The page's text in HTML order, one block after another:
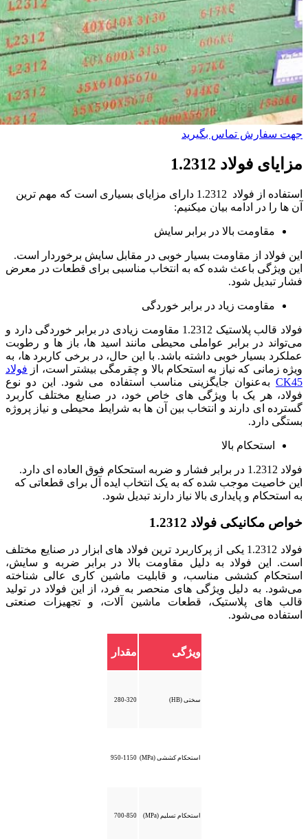
جهت سفارش تماس بگیرید
مزایای فولاد 1.2312
استفاده از فولاد 1.2312 دارای مزایای بسیاری است که مهم ترین
آن ها را در ادامه بیان میکنیم:
مقاومت بالا در برابر سایش
این فولاد از مقاومت بسیار خوبی در مقابل سایش برخوردار است.
این ویژگی باعث شده که به انتخاب مناسبی برای قطعات در معرض
فشار تبدیل شود.
مقاومت زیاد در برابر خوردگی
فولاد قالب پلاستیک 1.2312 مقاومت زیادی در برابر خوردگی دارد و
می‌تواند در برابر عواملی محیطی مانند اسید ها، باز ها و رطوبت
عملکرد بسیار خوبی داشته باشد. با این حال، در برخی کاربرد ها، به‌
ویژه زمانی که نیاز به استحکام بالا و چقرمگی بیشتر است، از فولاد
CK45 به‌عنوان جایگزینی مناسب استفاده می‌ شود. این دو نوع
فولاد، هر یک با ویژگی‌ های خاص خود، در صنایع مختلف کاربرد
گسترده‌ ای دارند و انتخاب بین آن‌ ها به شرایط محیطی و نیاز پروژه
بستگی دارد.
استحکام بالا
فولاد 1.2312 در برابر فشار و ضربه استحکام فوق العاده ای دارد.
این خاصیت موجب شده که به یک انتخاب ایده آل برای قطعاتی که
به استحکام و پایداری بالا نیاز دارند تبدیل شود.
خواص مکانیکی فولاد 1.2312
فولاد 1.2312 یکی از پرکاربرد ترین فولاد های ابزار در صنایع مختلف
است. این فولاد به دلیل مقاومت بالا در برابر ضربه و سایش،
استحکام کششی مناسب، و قابلیت ماشین‌ کاری عالی شناخته
می‌شود. به دلیل ویژگی‌ های منحصر به‌ فرد، از این فولاد در تولید
قالب‌ های پلاستیک، قطعات ماشین‌ آلات، و تجهیزات صنعتی
استفاده می‌شود.
ویژگی مقدار
سختی (HB) 280-320
استحکام کششی (MPa) 950-1150
استحکام تسلیم (MPa) 700-850